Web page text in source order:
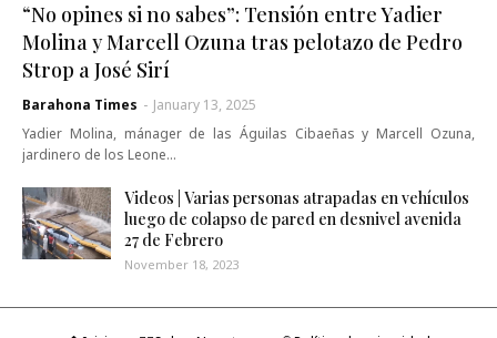
“No opines si no sabes”: Tensión entre Yadier
Molina y Marcell Ozuna tras pelotazo de Pedro
Strop a José Sirí
Barahona Times - January 13, 2025
Yadier Molina, mánager de las Águilas Cibaeñas y Marcell Ozuna,
jardinero de los Leone…
Videos | Varias personas atrapadas en vehículos
luego de colapso de pared en desnivel avenida
27 de Febrero
November 18, 2023